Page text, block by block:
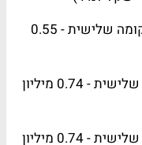
עליית הנוער 8 - 66.4 מ"ר, 3 חדרים, קומה שלישית - 0.55
ללא כתובת - 89 מ"ר, 3 חדרים, קומה שלישית - 0.74 מיליון
ללא כתובת - 89 מ"ר, 3 חדרים, קומה שלישית - 0.74 מיליון